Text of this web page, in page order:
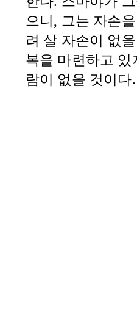
으니, 그는 자손
려 살 자손이 없
복을 마련하고
람이 없을 것이